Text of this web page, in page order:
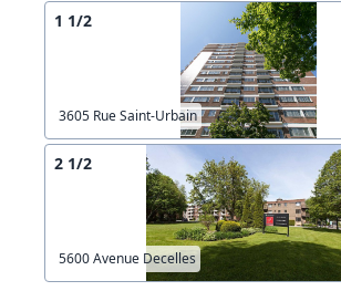
1 1/2
3605 Rue Saint-Urbain
2 1/2
5600 Avenue Decelles